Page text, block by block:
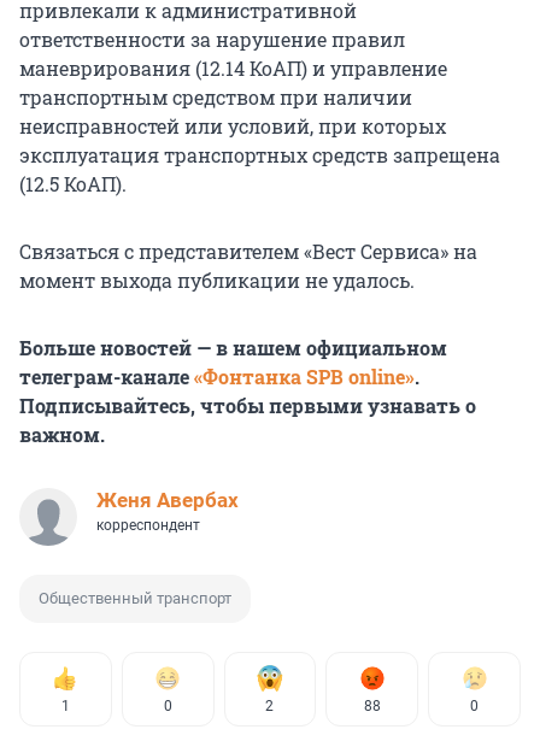
привлекали к административной
ответственности за нарушение правил
маневрирования (12.14 КоАП) и управление
транспортным средством при наличии
неисправностей или условий, при которых
эксплуатация транспортных средств запрещена
(12.5 КоАП).
Связаться с представителем «Вест Сервиса» на
момент выхода публикации не удалось.
Больше новостей — в нашем официальном
телеграм-канале«Фонтанка SPB online».
Подписывайтесь, чтобы первыми узнавать о
важном.
Женя Авербах
корреспондент
Общественный транспорт
1 0 2 88 0